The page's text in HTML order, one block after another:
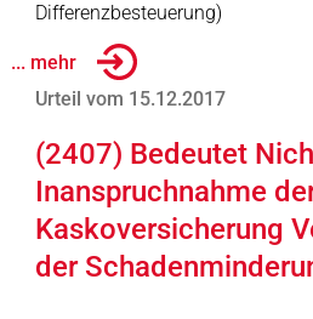
Differenzbesteuerung)
... mehr
Urteil vom 15.12.2017
(2407) Bedeutet
Inanspruchnahme
Kaskoversicherung
der